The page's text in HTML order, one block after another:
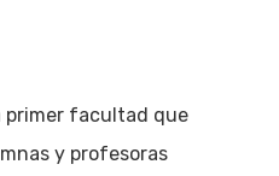
primer facultad que
y profesoras